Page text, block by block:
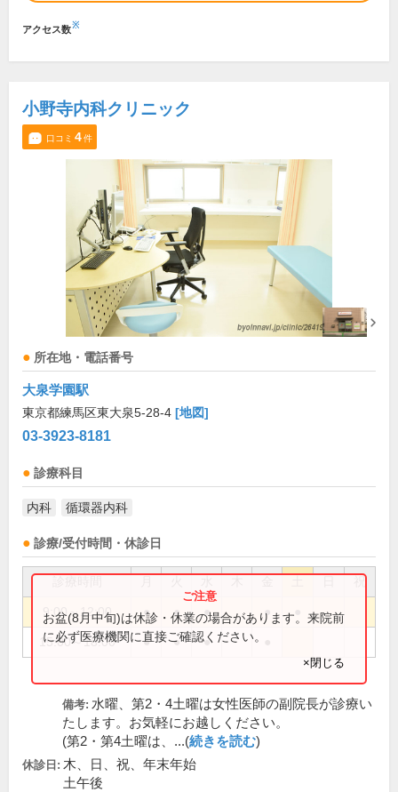
アクセス数※
小野寺内科クリニック
口コミ 4件
所在地・電話番号
大泉学園駅
東京都練馬区東大泉5-28-4 [地図]
03-3923-8181
診療科目
内科 循環器内科
診療/受付時間・休診日
祝
9:00～12:00 ● ● ● ●
15:00～18:00 ● ● ●
お盆(8月中旬)は休診・休業の場合があります。来院前
に必ず医療機関に直接ご確認ください。
×閉じる
備考: 水曜、第2・4土曜は女性医師の副院長が診療い
たします。お気軽にお越しください。
(第2・第4土曜は、...(続きを読む)
休診日: 木、日、祝、年末年始
土午後